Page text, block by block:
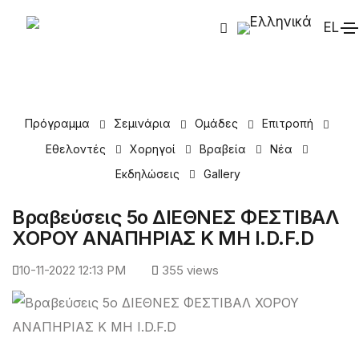
EL
Πρόγραμμα Σεμινάρια Ομάδες
Επιτροπή
Εθελοντές
Χορηγοί Βραβεία
Νέα
Εκδηλώσεις
Gallery
Βραβεύσεις 5ο ΔΙΕΘΝΕΣ ΦΕΣΤΙΒΑΛ
ΧΟΡΟΥ ΑΝΑΠΗΡΙΑΣ Κ ΜΗ I.D.F.D
10-11-2022 12:13 PM 355 views